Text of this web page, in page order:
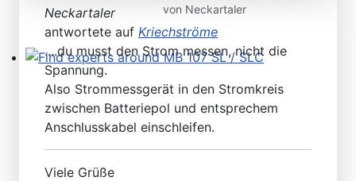
Find experts around MB 107 SL / SLC
von Neckartaler
Neckartaler
antwortete auf Kriechströme
....du musst den Strom messen, nicht die
Spannung.
Also Strommessgerät in den Stromkreis
zwischen Batteriepol und entsprechem
Anschlusskabel einschleifen.
Viele Grüße